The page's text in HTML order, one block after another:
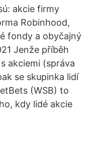
akcie firmy
Robinhood,
fondy a obyčajný
Jenže příběh
akciemi (správa
se skupinka lidí
(WSB) to
kdy lidé akcie